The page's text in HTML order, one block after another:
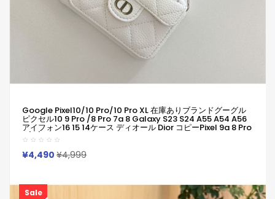
Google Pixel10/10 Pro/10 Pro XL 在庫ありブランドグーグル
ピクセル10 9 Pro /8 Pro 7a 8 Galaxy S23 S24 A55 A54 A56
アイフォン16 15 14ケース ディオール Dior コピーPixel 9a 8 Pro
6/7/6a Xperia 1v 10viケース ディオール Dior Google Pixel 6
7 8 8 Pro 9aケースギャラクシーS25 S24 S23 S22 S20+ Ultra
ケース男女兼用
¥4,490 ¥4,999
Sale